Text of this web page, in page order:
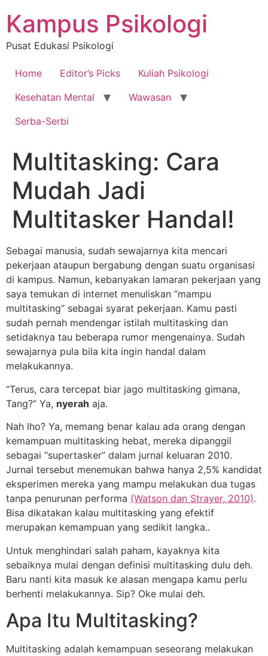
content
Kampus Psikologi
Pusat Edukasi Psikologi
Home Editor’s Picks
Kuliah Psikologi
Kesehatan Mental
Wawasan
Serba-Serbi
Multitasking: Cara
Mudah Jadi
Multitasker Handal!
Sebagai manusia, sudah sewajarnya kita mencari
pekerjaan ataupun bergabung dengan suatu organisasi
di kampus. Namun, kebanyakan lamaran pekerjaan yang
saya temukan di internet menuliskan “mampu
multitasking” sebagai syarat pekerjaan. Kamu pasti
sudah pernah mendengar istilah multitasking dan
setidaknya tau beberapa rumor mengenainya. Sudah
sewajarnya pula bila kita ingin handal dalam
melakukannya.
“Terus, cara tercepat biar jago multitasking gimana,
Tang?” Ya, nyerah aja.
Nah lho? Ya, memang benar kalau ada orang dengan
kemampuan multitasking hebat, mereka dipanggil
sebagai “supertasker” dalam jurnal keluaran 2010.
Jurnal tersebut menemukan bahwa hanya 2,5% kandidat
eksperimen mereka yang mampu melakukan dua tugas
tanpa penurunan performa (Watson dan Strayer, 2010).
Bisa dikatakan kalau multitasking yang efektif
merupakan kemampuan yang sedikit langka..
Untuk menghindari salah paham, kayaknya kita
sebaiknya mulai dengan definisi multitasking dulu deh.
Baru nanti kita masuk ke alasan mengapa kamu perlu
berhenti melakukannya. Sip? Oke mulai deh.
Apa Itu Multitasking?
Multitasking adalah kemampuan seseorang melakukan